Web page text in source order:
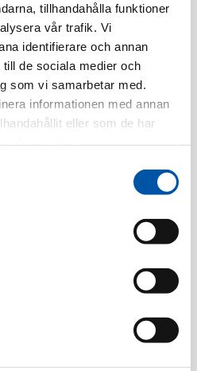
tillhandahålla funktioner
vår trafik. Vi
identifierare och annan
de sociala medier och
som vi samarbetar med.
informationen med annan
eller som de har